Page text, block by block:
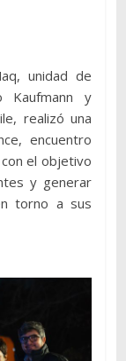
unidad de
Kaufmann y
realizó una
encuentro
el objetivo
y generar
torno a sus